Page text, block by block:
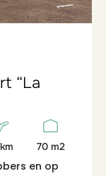
“La
70 m2
en op